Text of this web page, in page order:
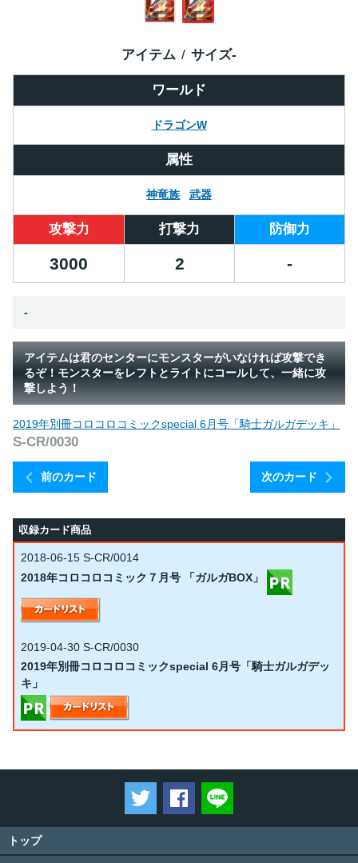
ワールド
ドラゴンW
アイテム サイズ-
属性
神竜族 武器
攻撃力 打撃力 防御力
3000 2 -
-
アイテムは君のセンターにモンスターがいなければ攻撃でき
るぞ！モンスターをレフトとライトにコールして、一緒に攻
撃しよう！
前のカード
2019年別冊コロコロコミックspecial 6月号「騎士ガルガデッキ」
S-CR/0030
次のカード
収録カード商品
2018-06-15 S-CR/0014
2018年コロコロコミック７月号 「ガルガBOX」
2019-04-30 S-CR/0030
2019年別冊コロコロコミックspecial 6月号「騎士ガルガデッ
キ」
ツイートするFacebookでシェアする
トップ